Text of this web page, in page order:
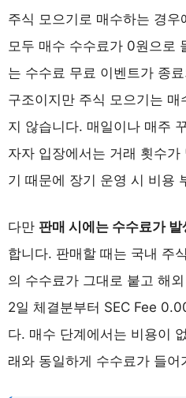
주식 모으기로 매수하는 경
모두 매수 수수료가 0원으로
는 수수료 무료 이벤트가 종
구조이지만 주식 모으기는
지 않습니다. 매일이나 매주
자자 입장에서는 거래 횟수
기 때문에 장기 운영 시 비용
다만 판매 시에는 수수료가 발
합니다. 판매할 때는 국내 주
의 수수료가 그대로 붙고 해
2일 체결분부터 SEC Fee
다. 매수 단계에서는 비용이
래와 동일하게 수수료가 들어